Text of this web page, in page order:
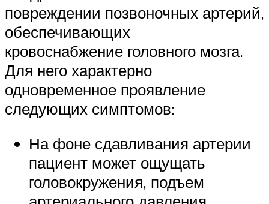
повреждении позвоночных артерий,
обеспечивающих
кровоснабжение головного мозга.
Для него характерно
одновременное проявление
следующих симптомов:
На фоне сдавливания артерии
пациент может ощущать
головокружения, подъем